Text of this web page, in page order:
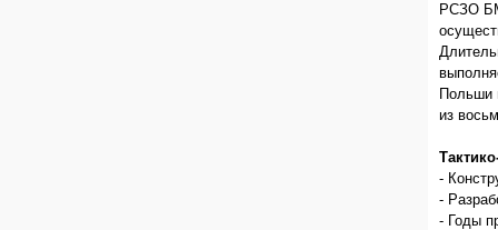
РСЗО
Польши
из
-
-
- Годы